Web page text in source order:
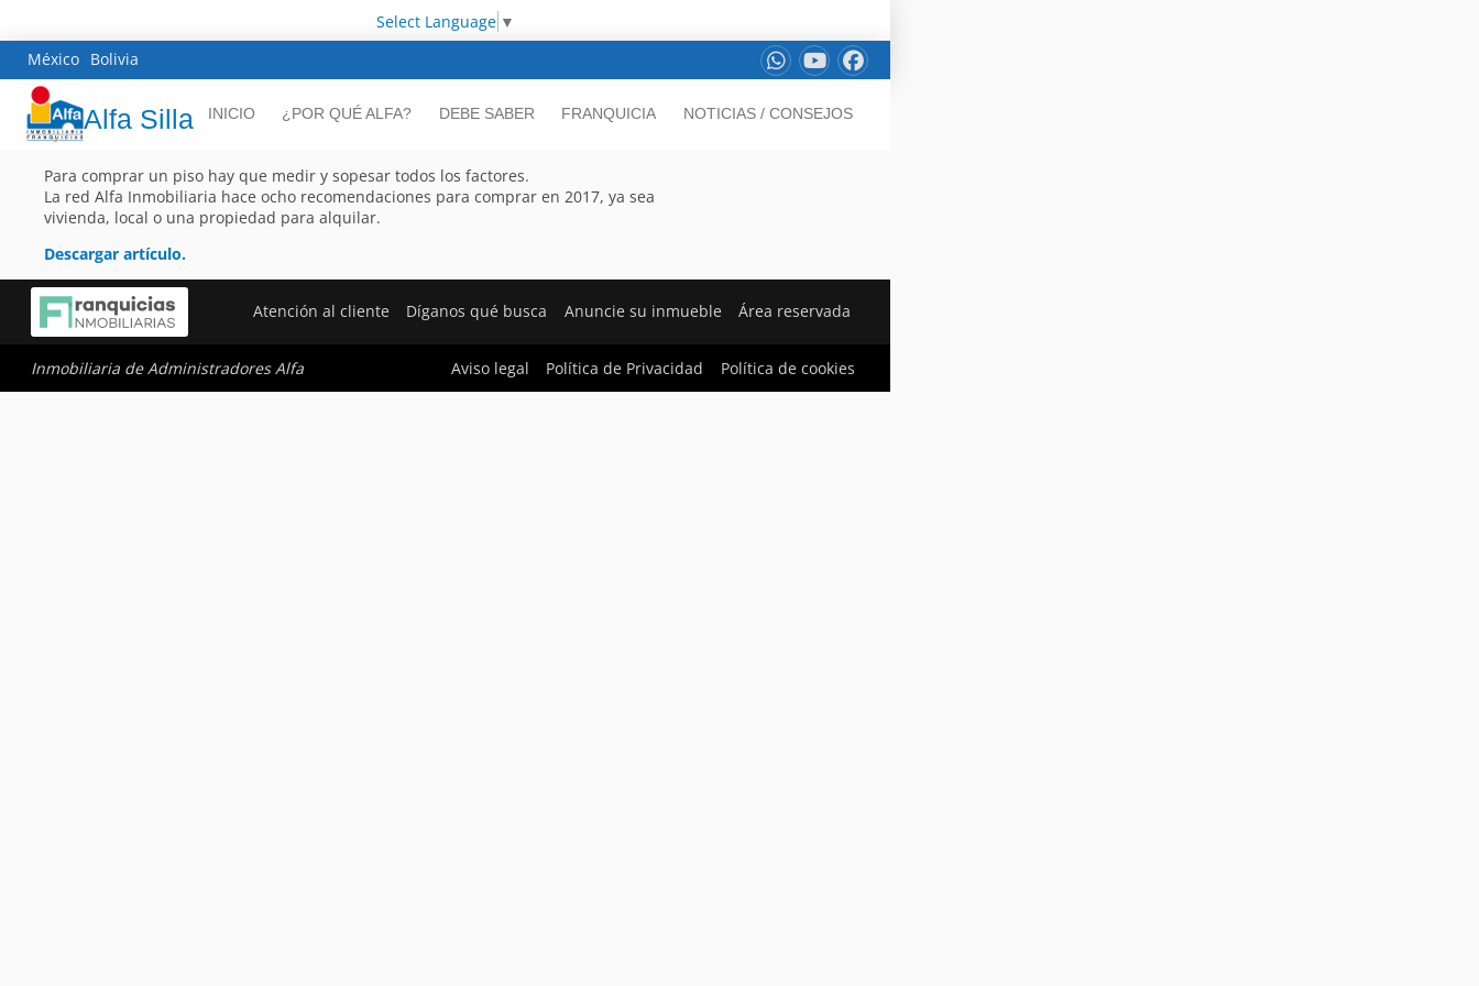
Select Language ▼
México Bolivia
Alfa Silla INICIO ¿POR QUÉ ALFA? DEBE SABER FRANQUICIA NOTICIAS / CONSEJOS
Para comprar un piso hay que medir y sopesar todos los factores.
La red Alfa Inmobiliaria hace ocho recomendaciones para comprar en 2017, ya sea
vivienda, local o una propiedad para alquilar.
Descargar artículo.
Atención al cliente Díganos qué busca Anuncie su inmueble Área reservada
Inmobiliaria de Administradores Alfa Aviso legal Política de Privacidad Política de cookies